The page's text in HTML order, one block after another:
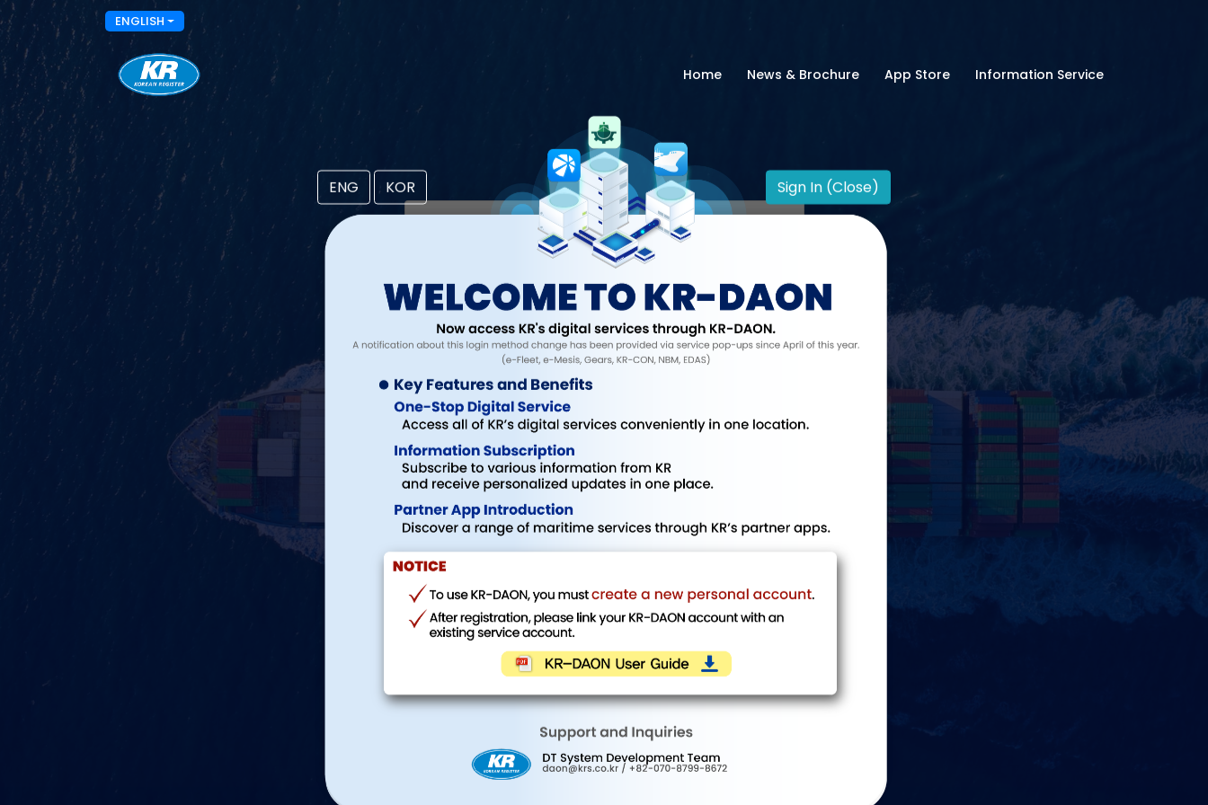
ENGLISH
Home News & Brochure App Store Information Service
ENG KOR Sign In (Close)
계속하려면 계정에 로그인하세요.
비밀번호
ID 저장
로그인
계정이 없으신가요? 계정 생성